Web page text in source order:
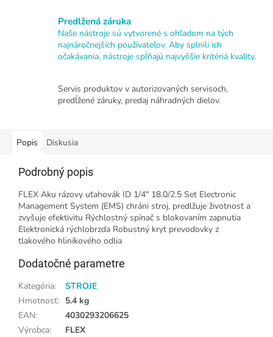
Predlžená záruka
Naše nástroje sú vytvorené s ohľadom na tých
najnáročnejších používateľov. Aby splnili ich
očakávania, nástroje spĺňajú najvyššie kritériá kvality.
Servis produktov v autorizovaných servisoch,
predĺžené záruky, predaj náhradných dielov.
Popis Diskusia
Podrobný popis
FLEX Aku rázovy uťahovák ID 1/4" 18.0/2.5 Set Electronic
Management System (EMS) chráni stroj, predlžuje životnosť a
zvyšuje efektivitu Rýchlostný spínač s blokovaním zapnutia
Elektronická rýchlobrzda Robustný kryt prevodovky z
tlakového hliníkového odlia
Dodatočné parametre
Kategória:
STROJE
Hmotnosť: 5.4 kg
EAN:
4030293206625
Výrobca: FLEX